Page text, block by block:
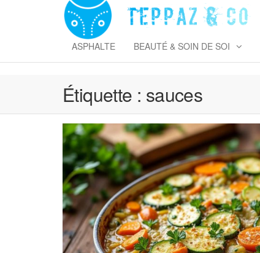
ASPHALTE BEAUTÉ & SOIN DE SOI
Étiquette : sauces